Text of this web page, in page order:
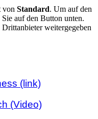
von Standard. Um auf den
auf den Button unten.
weitergegeben
(link)
(Video)